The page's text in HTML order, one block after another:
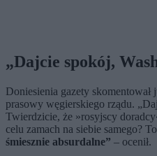
„Dajcie spokój,
Doniesienia gazety
prasowy węgierskiego rządu.
Twierdzicie, że »rosyjscy
celu zamach na siebie samego?
śmiesznie absurdalne” – ocenił.